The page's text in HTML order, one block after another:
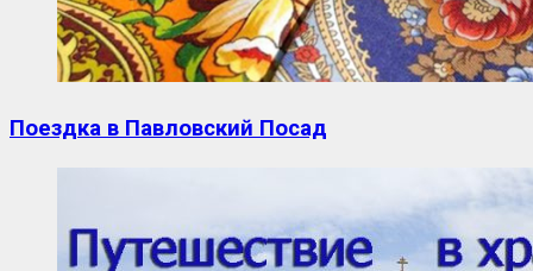
Поездка в Павловский Посад